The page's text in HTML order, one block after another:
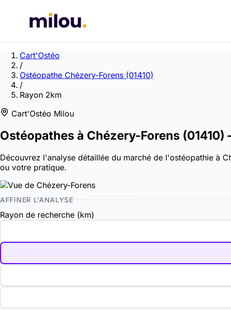
Cart'Ostéo
/
Ostéopathe Chézery-Forens (01410)
/
Rayon 2km
Cart'Ostéo Milou
Ostéopathes à Chézery-Forens (01410)
Découvrez l'analyse détaillée du marché de l'ostéopathie à
ou votre pratique.
AFFINER L'ANALYSE
Rayon de recherche (km)